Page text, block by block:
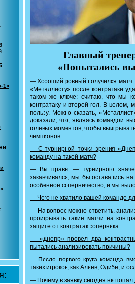
1»
Главный
«Попытались
— Хороший ровный получился матч.
«Металлисту» после контратаки
таком же ключе: считаю, что мы
контратаку и второй гол. В целом,
пользу. Можно сказать,
доказали, что, являясь командой
голевых моментов, чтобы
чемпионов.
— С турнирной точки зрения
команду на такой матч?
— Вы правы — турнирного
заканчивался, мы бы оставались
особенное соперничество, и мы
— Чего не хватило вашей команде
— На вопрос можно ответить,
проигрывать такие матчи на
защите от контратак соперника.
— «Днепр» провел два
пытались анализировать причины?
— После первого круга команда
таких игроков, как Алиев, Одибе, и
— Почему в заявку сегодня не попал